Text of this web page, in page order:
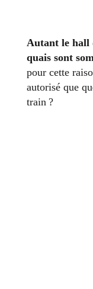
Autant le hall
quais sont
pour cette
autorisé que
train ?